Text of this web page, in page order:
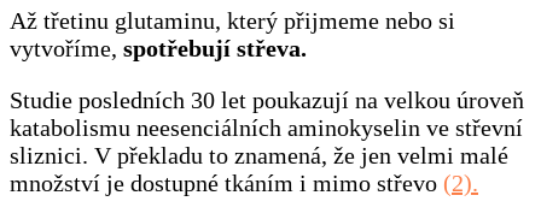
Až třetinu glutaminu, který přijmeme nebo si
vytvoříme, spotřebují střeva.
Studie posledních 30 let poukazují na velkou úroveň
katabolismu neesenciálních aminokyselin ve střevní
sliznici. V překladu to znamená, že jen velmi malé
množství je dostupné tkáním i mimo střevo (2).